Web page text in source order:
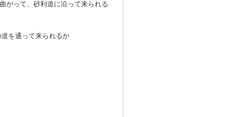
がって、砂利道に沿って来られる
を通って来られるか